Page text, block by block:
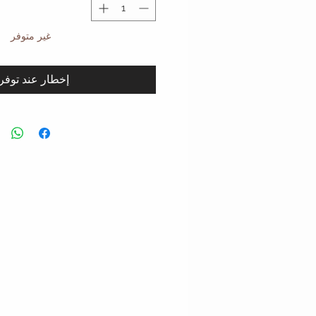
غير متوفر
إخطار عند